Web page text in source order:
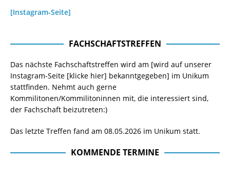
[Instagram-Seite]
FACHSCHAFTSTREFFEN
Das nächste Fachschaftstreffen wird am [wird auf unserer
Instagram-Seite [klicke hier] bekanntgegeben] im Unikum
stattfinden. Nehmt auch gerne
Kommilitonen/Kommilitoninnen mit, die interessiert sind,
der Fachschaft beizutreten:)
Das letzte Treffen fand am 08.05.2026 im Unikum statt.
KOMMENDE TERMINE